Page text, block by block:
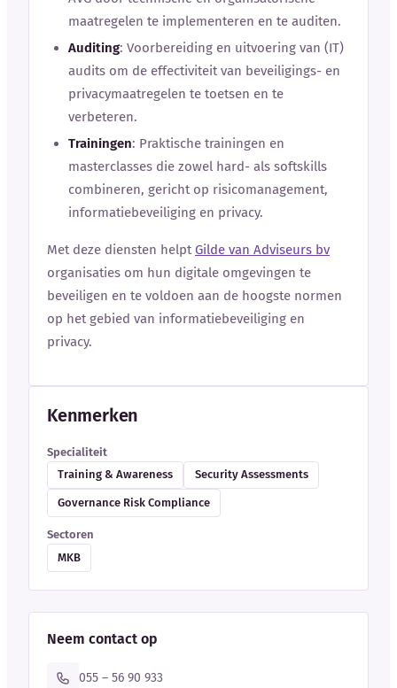
maatregelen te implementeren en te auditen.
Auditing: Voorbereiding en uitvoering van (IT)
audits om de effectiviteit van beveiligings- en
privacymaatregelen te toetsen en te
verbeteren.
Trainingen: Praktische trainingen en
masterclasses die zowel hard- als softskills
combineren, gericht op risicomanagement,
informatiebeveiliging en privacy.
Met deze diensten helpt Gilde van Adviseurs bv
organisaties om hun digitale omgevingen te
beveiligen en te voldoen aan de hoogste normen
op het gebied van informatiebeveiliging en
privacy.
Kenmerken
Specialiteit
Training & Awareness
Security Assessments
Governance Risk Compliance
Sectoren
MKB
Neem contact op
055 – 56 90 933